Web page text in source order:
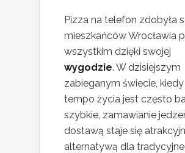
Pizza na telefon zdobyła
mieszkańców Wrocławia
wszystkim dzięki swojej
wygodzie. W dzisiejszym
zabieganym świecie, kiedy
tempo życia jest często
szybkie, zamawianie
dostawą staje się
alternatywą dla